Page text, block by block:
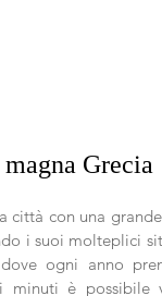
Grecia
città con una
i suoi molteplici
ogni anno
minuti è